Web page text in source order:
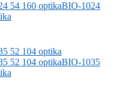
BIO-1024
BIO-1035